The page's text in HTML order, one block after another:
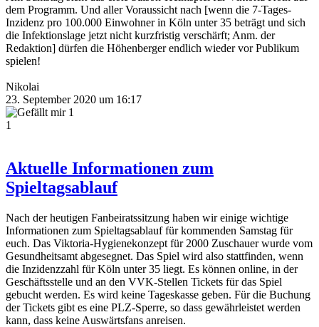
dem Programm. Und aller Voraussicht nach [wenn die 7-Tages-
Inzidenz pro 100.000 Einwohner in Köln unter 35 beträgt und sich
die Infektionslage jetzt nicht kurzfristig verschärft; Anm. der
Redaktion] dürfen die Höhenberger endlich wieder vor Publikum
spielen!
Nikolai
23. September 2020 um 16:17
1
1
Aktuelle Informationen zum
Spieltagsablauf
Nach der heutigen Fanbeiratssitzung haben wir einige wichtige
Informationen zum Spieltagsablauf für kommenden Samstag für
euch. Das Viktoria-Hygienekonzept für 2000 Zuschauer wurde vom
Gesundheitsamt abgesegnet. Das Spiel wird also stattfinden, wenn
die Inzidenzzahl für Köln unter 35 liegt. Es können online, in der
Geschäftsstelle und an den VVK-Stellen Tickets für das Spiel
gebucht werden. Es wird keine Tageskasse geben. Für die Buchung
der Tickets gibt es eine PLZ-Sperre, so dass gewährleistet werden
kann, dass keine Auswärtsfans anreisen.